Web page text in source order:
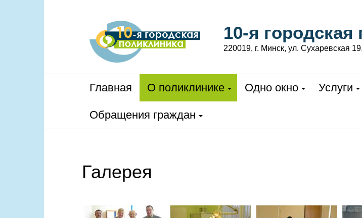
10-я
220019, г. Минск, ул. Сухаревская
Главная О поликлинике Одно окно Услуги
Обращения граждан
Галерея